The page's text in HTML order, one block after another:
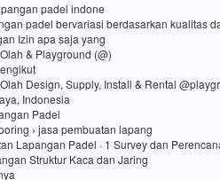
padel indone
padel bervariasi berdasarkan kualitas
Izin apa saja yang
& Playground (@)
Design, Supply, Install & Rental
Indonesia
Padel
› jasa pembuatan lapang
Lapangan Padel · 1 Survey dan
Struktur Kaca dan Jaring